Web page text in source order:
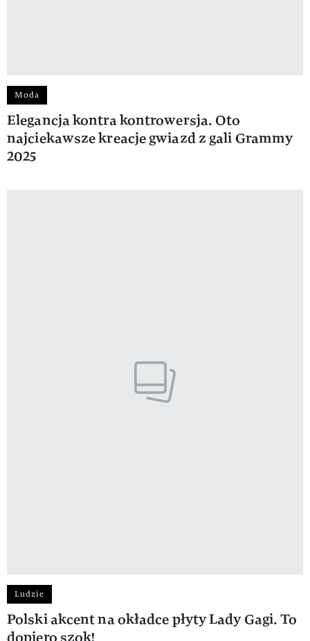
Moda
Elegancja kontra kontrowersja. Oto
najciekawsze kreacje gwiazd z gali Grammy
2025
Ludzie
Polski akcent na okładce płyty Lady Gagi. To
dopiero szok!